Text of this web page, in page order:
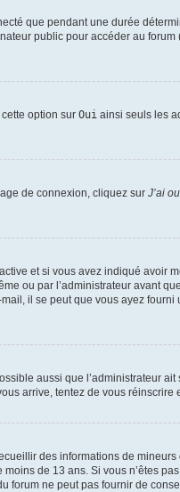
que pendant une durée
public pour accéder au
cette option sur Oui ainsi seuls les
de connexion, cliquez sur J’ai
et si vous avez indiqué avoir
ou par l’administrateur avant
il se peut que vous ayez
aussi que l’administrateur
arrive, tentez de vous réinscrire
des informations de
de 13 ans. Si vous n’êtes
forum ne peut pas fournir de